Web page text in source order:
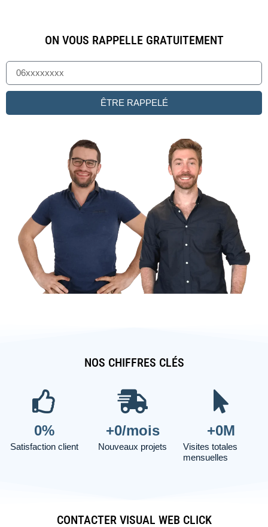
ON VOUS RAPPELLE GRATUITEMENT
ÊTRE RAPPELÉ
NOS CHIFFRES CLÉS
Satisfaction client
0%
Nouveaux projets
+0/mois
Visites totales
mensuelles
+0M
CONTACTER VISUAL WEB CLICK